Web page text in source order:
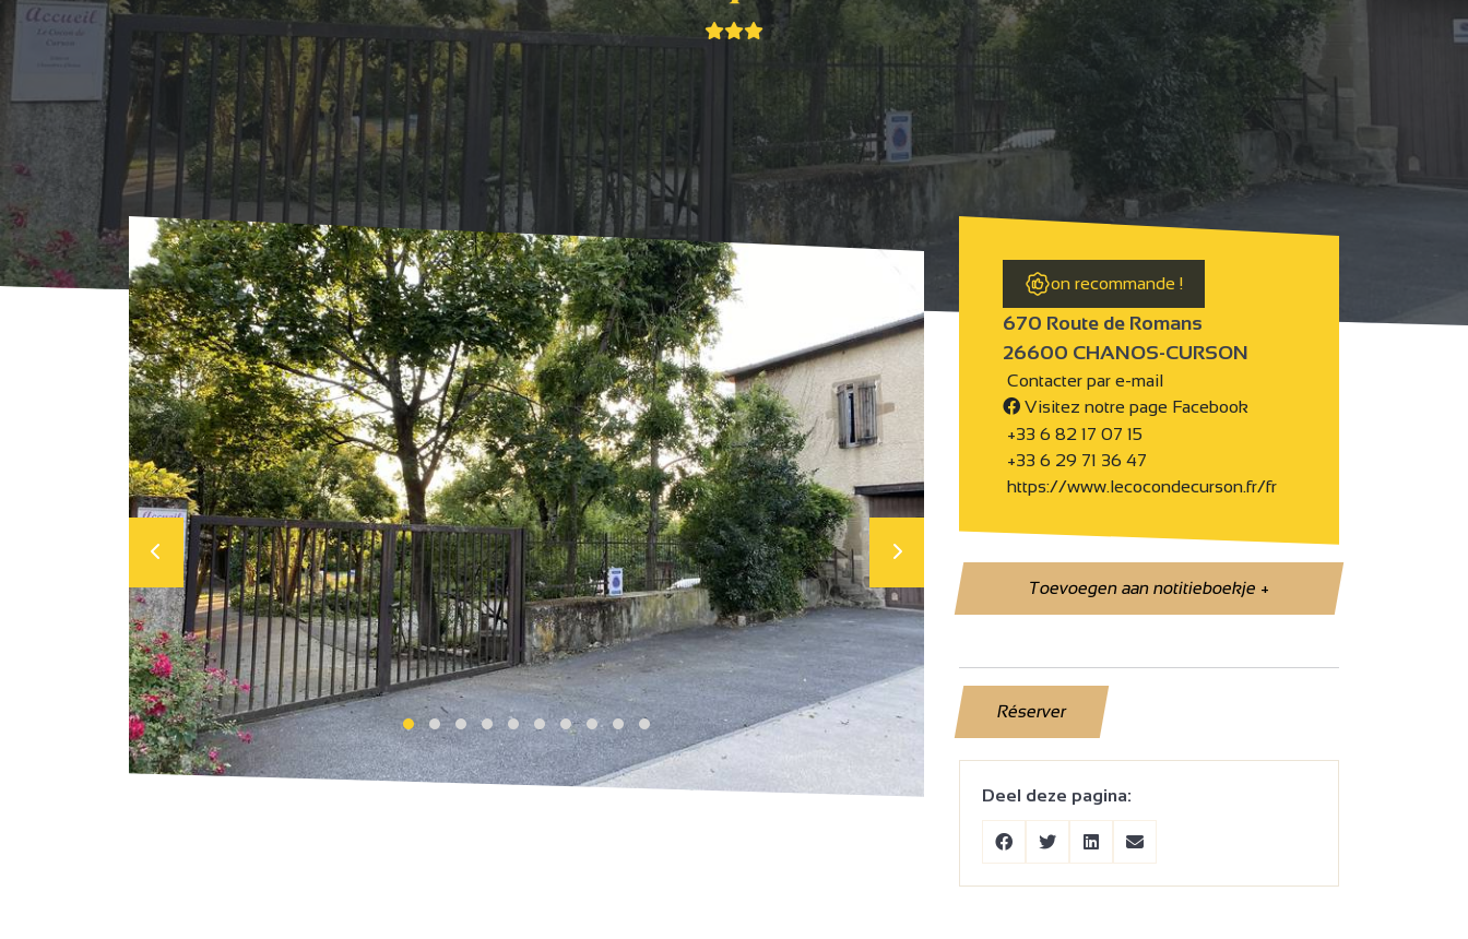
Voorpagina Waar overnachten? Locations Le Papillon
on recommande !
670 Route de Romans
26600 CHANOS-CURSON
Contacter par e-mail
Visitez notre page Facebook
+33 6 82 17 07 15
+33 6 29 71 36 47
https://www.lecocondecurson.fr/fr
Toevoegen aan notitieboekje+
Réserver
Deel deze pagina: